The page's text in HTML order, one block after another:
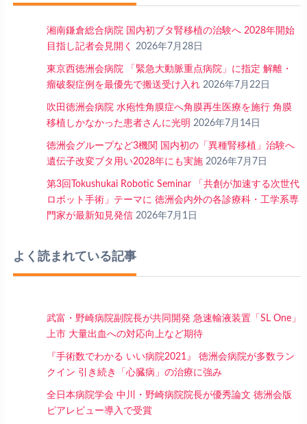
湘南鎌倉総合病院 国内初ブタ腎移植の治験へ 2028年開始
目指し記者会見開く
2026年7月28日
東京西徳洲会病院 「緊急大動脈重点病院」に指定 解離・
瘤破裂症例を最優先で搬送受け入れ 2026年7月22日
吹田徳洲会病院 水疱性角膜症へ角膜再生医療を施行 角膜
移植しかなかった患者さんに光明 2026年7月14日
徳洲会グループなど3機関 国内初の「異種腎移植」治験へ
遺伝子改変ブタ用い2028年にも実施 2026年7月7日
第3回Tokushukai Robotic Seminar 「共創が加速する次世代
ロボット手術」テーマに 徳洲会内外の各診療科・工学系専
門家が最新知見発信 2026年7月1日
よく読まれている記事
武富・野崎病院副院長が共同開発 急速輸液装置「SL One」
上市 大量出血への対応向上など期待
『手術数でわかる いい病院2021』 徳洲会病院が多数ラン
クイン 引き続き「心臓病」の治療に強み
全日本病院学会 中川・野崎病院院長が優秀論文 徳洲会版
ピアレビュー導入で受賞